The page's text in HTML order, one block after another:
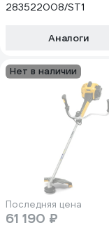
283522008/ST1
Аналоги
Нет в наличии
Последняя цена
61 190 ₽